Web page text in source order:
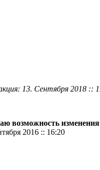
13. Сентября 2018 ::
возможность
2016 :: 16:20